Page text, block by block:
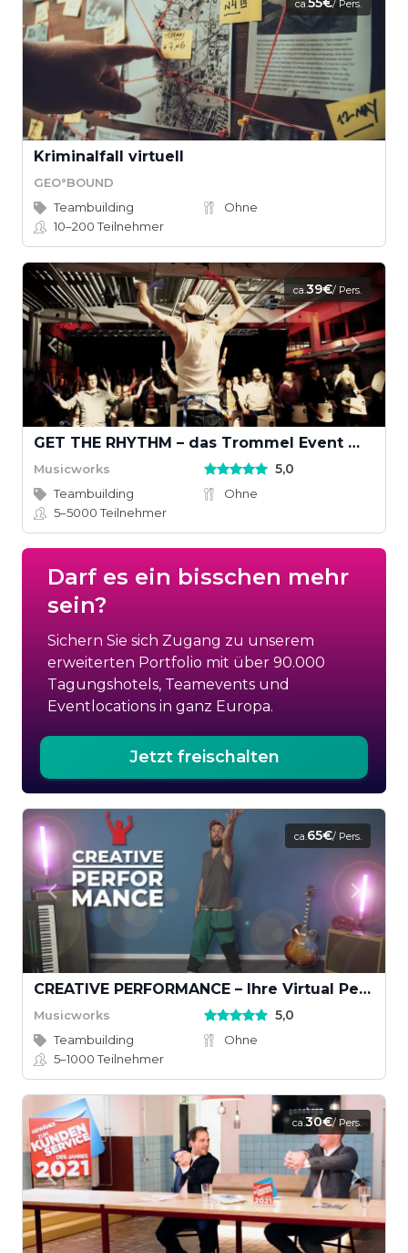
ca. / Pers.
Kriminalfall virtuell
GEO°BOUND
Teambuilding
Ohne
10–200Teilnehmer
ca.39€/ Pers.
GET THE RHYTHM – das Trommel Event mit Groove
Musicworks 5,0
Teambuilding
Ohne
5–5000Teilnehmer
Darf es ein bisschen mehr
sein?
Sichern Sie sich Zugang zu unserem
erweiterten Portfolio mit über 90.000
Tagungshotels, Teamevents und
Eventlocations in ganz Europa.
Jetzt freischalten
ca.65€/ Pers.
CREATIVE PERFORMANCE – Ihre Virtual Performance mit Musikvideodreh
Musicworks 5,0
Teambuilding
Ohne
5–1000Teilnehmer
ca.30€/ Pers.